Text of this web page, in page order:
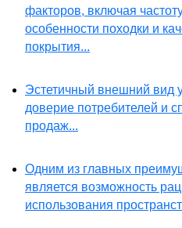
факторов, включая
особенности походки и
покрытия...
Эстетичный внешний вид
доверие потребителей и
продаж...
Одним из главных
является возможность
использования